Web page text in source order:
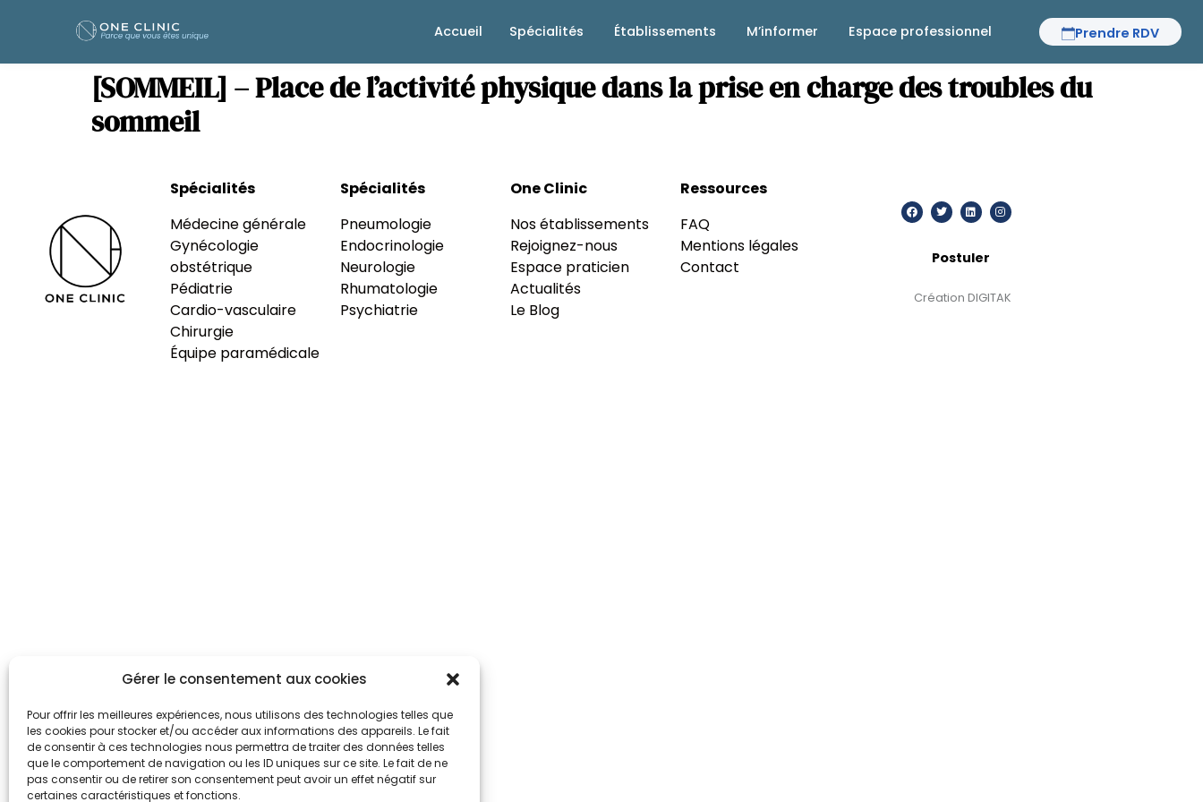
Gérer le consentement aux cookies
Pour offrir les meilleures expériences, nous utilisons des technologies telles que
les cookies pour stocker et/ou accéder aux informations des appareils. Le fait
de consentir à ces technologies nous permettra de traiter des données telles
que le comportement de navigation ou les ID uniques sur ce site. Le fait de ne
pas consentir ou de retirer son consentement peut avoir un effet négatif sur
certaines caractéristiques et fonctions.
Accueil Spécialités Établissements M’informer Espace professionnel Prendre RDV
[SOMMEIL] – Place de l’activité physique dans la prise en charge des troubles du
sommeil
Spécialités
Médecine générale
Gynécologie
obstétrique
Pédiatrie
Cardio-vasculaire
Chirurgie
Équipe paramédicale
Spécialités
Pneumologie
Endocrinologie
Neurologie
Rhumatologie
Psychiatrie
One Clinic
Nos établissements
Rejoignez-nous
Espace praticien
Actualités
Le Blog
Ressources
FAQ
Mentions légales
Contact
Postuler
Création DIGITAK